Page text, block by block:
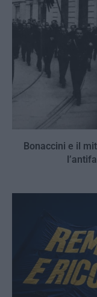
Bonaccini e il